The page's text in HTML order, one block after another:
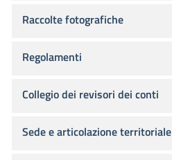
Raccolte fotografiche
Regolamenti
Collegio dei revisori dei conti
Sede e articolazione territoriale